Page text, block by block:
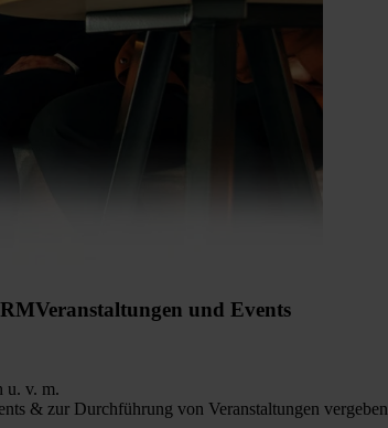
Veranstaltungen und Events
u. v. m.
& zur Durchführung von Veranstaltungen vergeben